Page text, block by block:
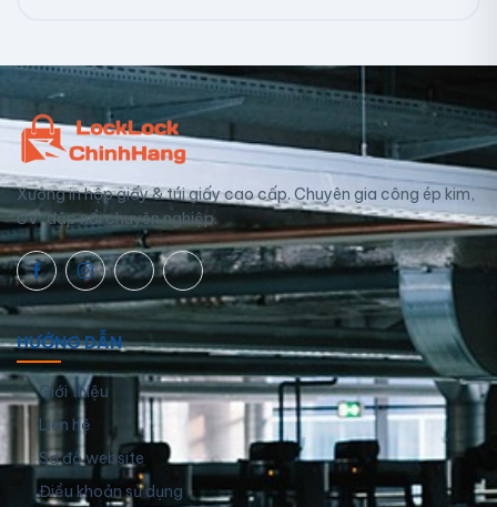
Xưởng in hộp giấy & túi giấy cao cấp. Chuyên gia công ép kim,
UV, dập nổi chuyên nghiệp.
HƯỚNG DẪN
Giới thiệu
Liên hệ
Sơ đồ website
Điều khoản sử dụng